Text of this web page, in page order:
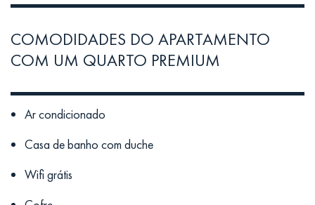
COMODIDADES DO APARTAMENTO
COM UM QUARTO PREMIUM
Ar condicionado
Casa de banho com duche
Wifi grátis